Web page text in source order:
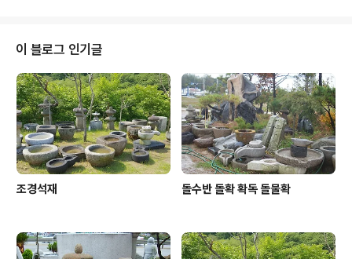
함과 예술성을 전달합니다.소재의 대비: 상부의 지붕은 나
무 기와나 널빤지 형태로 마감되어 전통적인 정자의 지붕
모양을 현대적으로 재해석했습니다. 이 목재 구조물은 거
대한 자연석 위에 얹혀 있습니다. 이 돌과 나무의 대비는 자
연적인 재료를 사용하는 한국 전통 건축 및 조경의 미학을
따르면서도, 파라솔이라는 현대적인 용도..
이 블로그 인기글
조경석재 돌수반 돌확 확독 돌물확